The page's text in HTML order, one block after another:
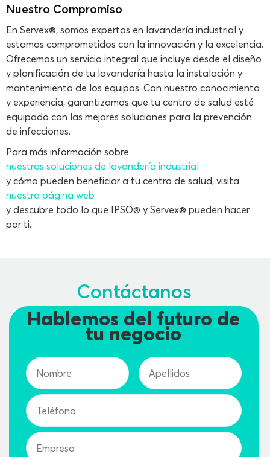
Nuestro Compromiso
En Servex®, somos expertos en lavandería industrial y
estamos comprometidos con la innovación y la excelencia.
Ofrecemos un servicio integral que incluye desde el diseño
y planificación de tu lavandería hasta la instalación y
mantenimiento de los equipos. Con nuestro conocimiento
y experiencia, garantizamos que tu centro de salud esté
equipado con las mejores soluciones para la prevención
de infecciones.
Para más información sobre
nuestras soluciones de lavandería industrial
y cómo pueden beneficiar a tu centro de salud, visita
nuestra página web
y descubre todo lo que IPSO® y Servex® pueden hacer
por ti.
Contáctanos
Hablemos del futuro de
tu negocio